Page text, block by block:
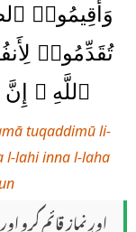
وَأَقِيمُوا۟
تُقَدِّمُوا۟
ٱللَّهِ ۗ إِنَّ
tuqaddimū li-
l-lahi inna l-laha
اور نماز قائم کرو